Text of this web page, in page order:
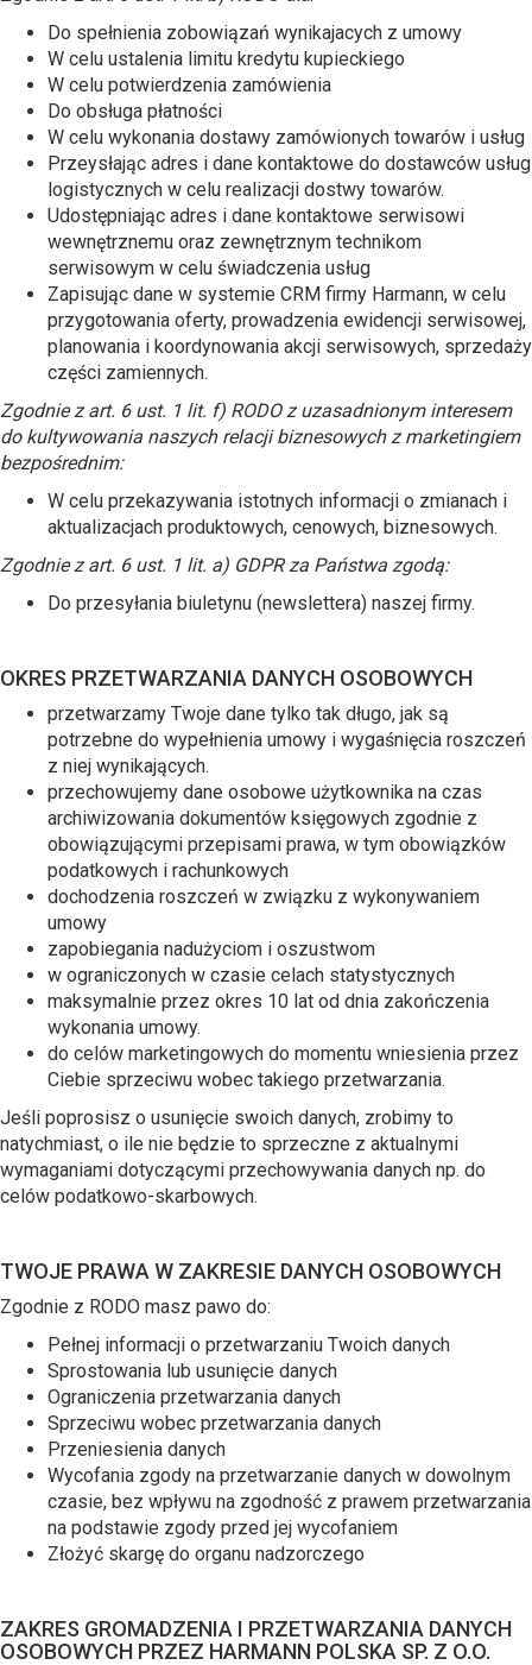
Do spełnienia zobowiązań wynikajacych z umowy
W celu ustalenia limitu kredytu kupieckiego
W celu potwierdzenia zamówienia
Do obsługa płatności
W celu wykonania dostawy zamówionych towarów i usług
Przeysłając adres i dane kontaktowe do dostawców usług
logistycznych w celu realizacji dostwy towarów.
Udostępniając adres i dane kontaktowe serwisowi
wewnętrznemu oraz zewnętrznym technikom
serwisowym w celu świadczenia usług
Zapisując dane w systemie CRM firmy Harmann, w celu
przygotowania oferty, prowadzenia ewidencji serwisowej,
planowania i koordynowania akcji serwisowych, sprzedaży
części zamiennych.
Zgodnie z art. 6 ust. 1 lit. f) RODO z uzasadnionym interesem
do kultywowania naszych relacji biznesowych z marketingiem
bezpośrednim:
W celu przekazywania istotnych informacji o zmianach i
aktualizacjach produktowych, cenowych, biznesowych.
Zgodnie z art. 6 ust. 1 lit. a) GDPR za Państwa zgodą:
Do przesyłania biuletynu (newslettera) naszej firmy.
OKRES PRZETWARZANIA DANYCH OSOBOWYCH
przetwarzamy Twoje dane tylko tak długo, jak są
potrzebne do wypełnienia umowy i wygaśnięcia roszczeń
z niej wynikających.
przechowujemy dane osobowe użytkownika na czas
archiwizowania dokumentów księgowych zgodnie z
obowiązującymi przepisami prawa, w tym obowiązków
podatkowych i rachunkowych
dochodzenia roszczeń w związku z wykonywaniem
umowy
zapobiegania nadużyciom i oszustwom
w ograniczonych w czasie celach statystycznych
maksymalnie przez okres 10 lat od dnia zakończenia
wykonania umowy.
do celów marketingowych do momentu wniesienia przez
Ciebie sprzeciwu wobec takiego przetwarzania.
Jeśli poprosisz o usunięcie swoich danych, zrobimy to
natychmiast, o ile nie będzie to sprzeczne z aktualnymi
wymaganiami dotyczącymi przechowywania danych np. do
celów podatkowo-skarbowych.
TWOJE PRAWA W ZAKRESIE DANYCH OSOBOWYCH
Zgodnie z RODO masz pawo do:
Pełnej informacji o przetwarzaniu Twoich danych
Sprostowania lub usunięcie danych
Ograniczenia przetwarzania danych
Sprzeciwu wobec przetwarzania danych
Przeniesienia danych
Wycofania zgody na przetwarzanie danych w dowolnym
czasie, bez wpływu na zgodność z prawem przetwarzania
na podstawie zgody przed jej wycofaniem
Złożyć skargę do organu nadzorczego
ZAKRES GROMADZENIA I PRZETWARZANIA DANYCH
OSOBOWYCH PRZEZ HARMANN POLSKA SP. Z O.O.